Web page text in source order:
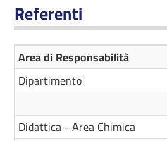
Referenti
Area di Responsabilità
Dipartimento
Didattica - Area Chimica